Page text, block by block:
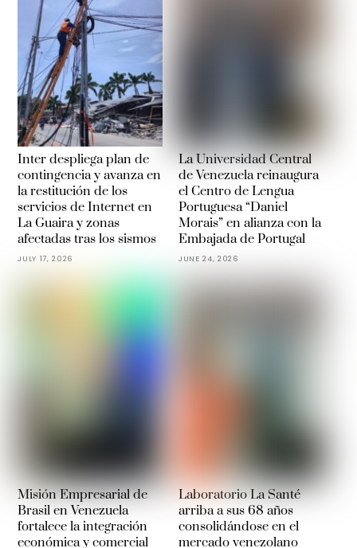
Inter despliega plan de
contingencia y avanza en
la restitución de los
servicios de Internet en
La Guaira y zonas
afectadas tras los sismos
JULY 17, 2026
La Universidad Central
de Venezuela reinaugura
el Centro de Lengua
Portuguesa “Daniel
Morais” en alianza con la
Embajada de Portugal
JUNE 24, 2026
Misión Empresarial de
Brasil en Venezuela
fortalece la integración
económica y comercial
Laboratorio La Santé
arriba a sus 68 años
consolidándose en el
mercado venezolano